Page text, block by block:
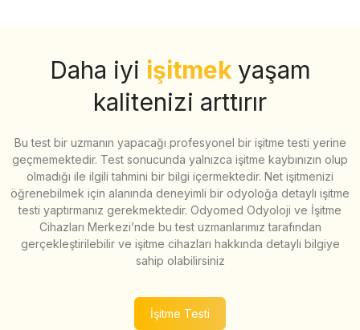
Daha iyi işitmek yaşam
kalitenizi arttırır
Bu test bir uzmanın yapacağı profesyonel bir işitme testi yerine
geçmemektedir. Test sonucunda yalnızca işitme kaybınızın olup
olmadığı ile ilgili tahmini bir bilgi içermektedir. Net işitmenizi
öğrenebilmek için alanında deneyimli bir odyoloğa detaylı işitme
testi yaptırmanız gerekmektedir. Odyomed Odyoloji ve İşitme
Cihazları Merkezi’nde bu test uzmanlarımız tarafından
gerçekleştirilebilir ve işitme cihazları hakkında detaylı bilgiye
sahip olabilirsiniz
İşitme Testi